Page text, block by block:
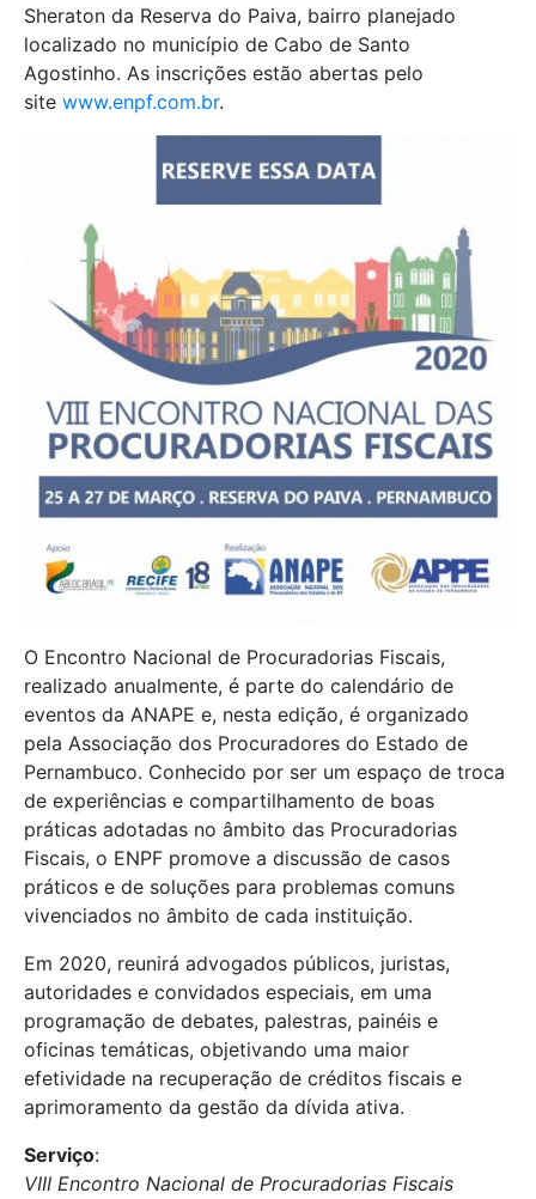
Sheraton da Reserva do Paiva, bairro planejado
localizado no município de Cabo de Santo
Agostinho. As inscrições estão abertas pelo
site www.enpf.com.br.
O Encontro Nacional de Procuradorias Fiscais,
realizado anualmente, é parte do calendário de
eventos da ANAPE e, nesta edição, é organizado
pela Associação dos Procuradores do Estado de
Pernambuco. Conhecido por ser um espaço de troca
de experiências e compartilhamento de boas
práticas adotadas no âmbito das Procuradorias
Fiscais, o ENPF promove a discussão de casos
práticos e de soluções para problemas comuns
vivenciados no âmbito de cada instituição.
Em 2020, reunirá advogados públicos, juristas,
autoridades e convidados especiais, em uma
programação de debates, palestras, painéis e
oficinas temáticas, objetivando uma maior
efetividade na recuperação de créditos fiscais e
aprimoramento da gestão da dívida ativa.
Serviço:
VIII Encontro Nacional de Procuradorias Fiscais